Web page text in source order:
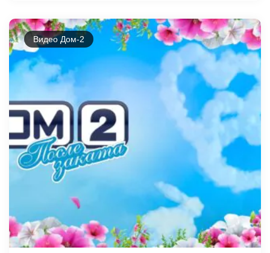
Видео Дом-2